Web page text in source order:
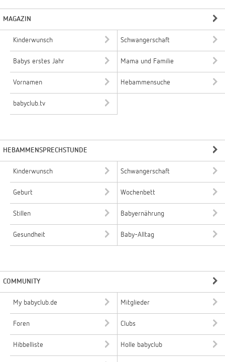
MAGAZIN
Kinderwunsch Schwangerschaft
Babys erstes Jahr Mama und Familie
Vornamen Hebammensuche
babyclub.tv
HEBAMMENSPRECHSTUNDE
Kinderwunsch Schwangerschaft
Geburt Wochenbett
Stillen Babyernährung
Gesundheit Baby-Alltag
COMMUNITY
My babyclub.de Mitglieder
Foren Clubs
Hibbelliste Holle babyclub